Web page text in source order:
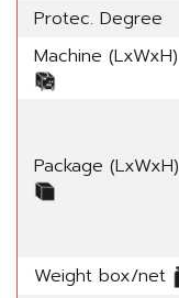
Protec. Degree
Machine (LxWxH)
Package (LxWxH)
Weight box/net